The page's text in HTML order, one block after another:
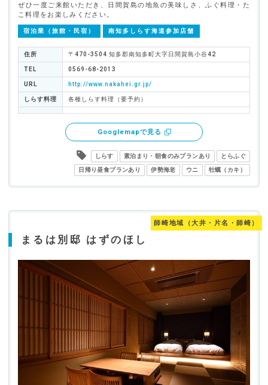
ぜひ一度ご来館いただき、日間賀島の地魚の美味しさ、ふぐ料理・た
こ料理をお楽しみください。
宿泊業（旅館・民宿） 南知多しらす海道参加店舗
住所 〒470-3504 知多郡南知多町大字日間賀島小谷42
TEL 0569-68-2013
URL http://www.nakahei.gr.jp/
しらす料理 各種しらす料理（要予約）
Googlemapで見る
しらす 素泊まり・朝食のみプランあり とらふぐ
日帰り昼食プランあり 伊勢海老 ウニ 牡蠣（カキ）
まるは別邸 はずのほし
師崎地域（大井・片名・師崎）